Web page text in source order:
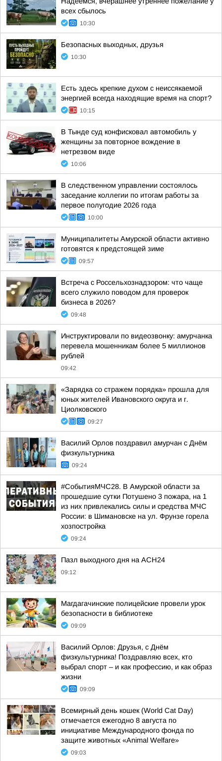
всех сбылось
10:30
Безопасных выходных, друзья
10:30
Есть здесь крепкие духом с неиссякаемой
энергией всегда находящие время на спорт?
10:15
В Тынде суд конфисковал автомобиль у
женщины за повторное вождение в
нетрезвом виде
10:06
В следственном управлении состоялось
заседание коллегии по итогам работы за
первое полугодие 2026 года
10:00
Муниципалитеты Амурской области активно
готовятся к предстоящей зиме
09:57
Встреча с Россельхознадзором: что чаще
всего служило поводом для проверок
бизнеса в 2026?
09:48
Инструктировали по видеозвонку: амурчанка
перевела мошенникам более 5 миллионов
рублей
09:42
«Зарядка со стражем порядка» прошла для
юных жителей Ивановского округа и г.
Циолковского
09:27
Василий Орлов поздравил амурчан с Днём
физкультурника
09:24
#СобытияМЧС28. В Амурской области за
прошедшие сутки Потушено 3 пожара, на 1
из них привлекались силы и средства МЧС
России: в Шимановске на ул. Фрунзе горела
хозпостройка
09:24
Пазл выходного дня на АСН24
09:12
Магдагачинские полицейские провели урок
безопасности в библиотеке
09:09
Василий Орлов: Друзья, с Днём
физкультурника! Поздравляю всех, кто
выбрал спорт – и как профессию, и как образ
жизни
09:09
Всемирный день кошек (World Cat Day)
отмечается ежегодно 8 августа по
инициативе Международного фонда по
защите животных «Animal Welfare»
09:03